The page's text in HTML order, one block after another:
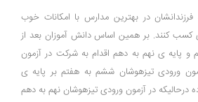
در بهترین مدارس با امکانات خوب
کسب کنند. بر همین اساس دانش آموزان بعد از
و پایه ی نهم به دهم اقدام به شرکت در آزمون
ورودی تیزهوشان ششم به هفتم بر پایه ی
درحالیکه در آزمون ورودی تیزهوشان نهم به دهم